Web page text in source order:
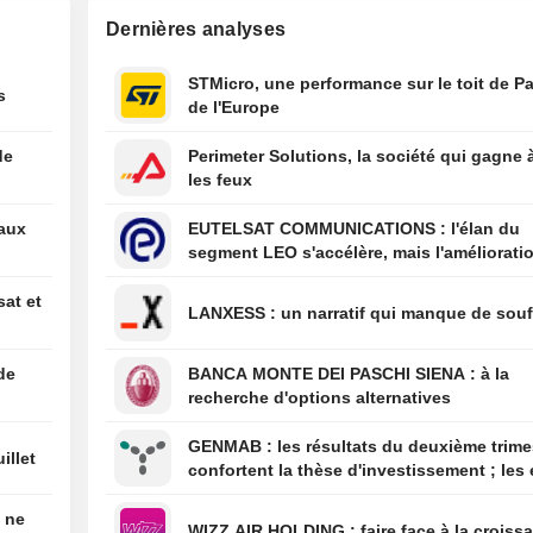
11:48
USA-Todd
Justice
pas de mal »
en fûts de chêne
jugée trompeuse
et
ne
Dernières analyses
STMicro, une performance sur le toit de
de l'Europe
Perimeter Solutions, la société qui gagne
les feux
EUTELSAT COMMUNICATIONS : l'élan du
segment LEO s'accélère, mais
LANXESS : un narratif qui manque de
BANCA MONTE DEI PASCHI SIENA : à la
recherche d'options alternatives
GENMAB : les résultats du deuxième trimestre
confortent la thèse d'investissement ; les